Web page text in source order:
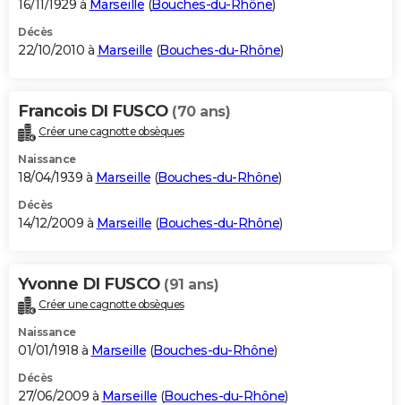
16/11/1929 à Marseille (Bouches-du-Rhône)
Décès
22/10/2010 à Marseille (Bouches-du-Rhône)
Francois DI FUSCO (70 ans)
Créer une cagnotte obsèques
Naissance
18/04/1939 à Marseille (Bouches-du-Rhône)
Décès
14/12/2009 à Marseille (Bouches-du-Rhône)
Yvonne DI FUSCO (91 ans)
Créer une cagnotte obsèques
Naissance
01/01/1918 à Marseille (Bouches-du-Rhône)
Décès
27/06/2009 à Marseille (Bouches-du-Rhône)